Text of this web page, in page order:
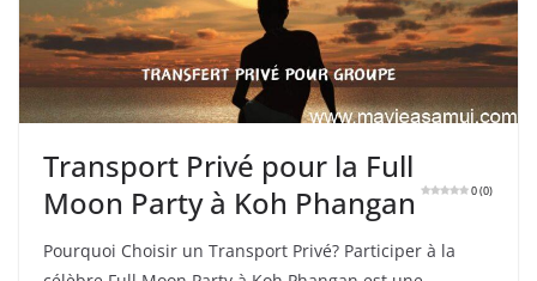
Transport Privé pour la Full
Moon Party à Koh Phangan
0 (0)
Pourquoi Choisir un Transport Privé? Participer à la